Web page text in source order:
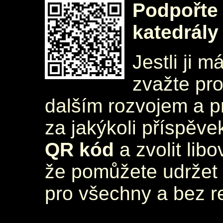
katedrály
Jestli ji
zvažte
dalším rozvojem a
za jakýkoli
QR kód a zvolit
že pomůžete
pro všechny a bez